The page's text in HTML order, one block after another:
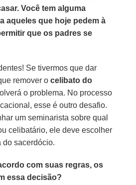
Você tem alguma
aqueles que hoje pedem à
que os padres se
Se tivermos que dar
remover ocelibato do
o problema. No processo
esse é outro desafio.
um seminarista sobre qual
celibatário, ele deve escolher
do sacerdócio.
com suas regras, os
essa decisão?